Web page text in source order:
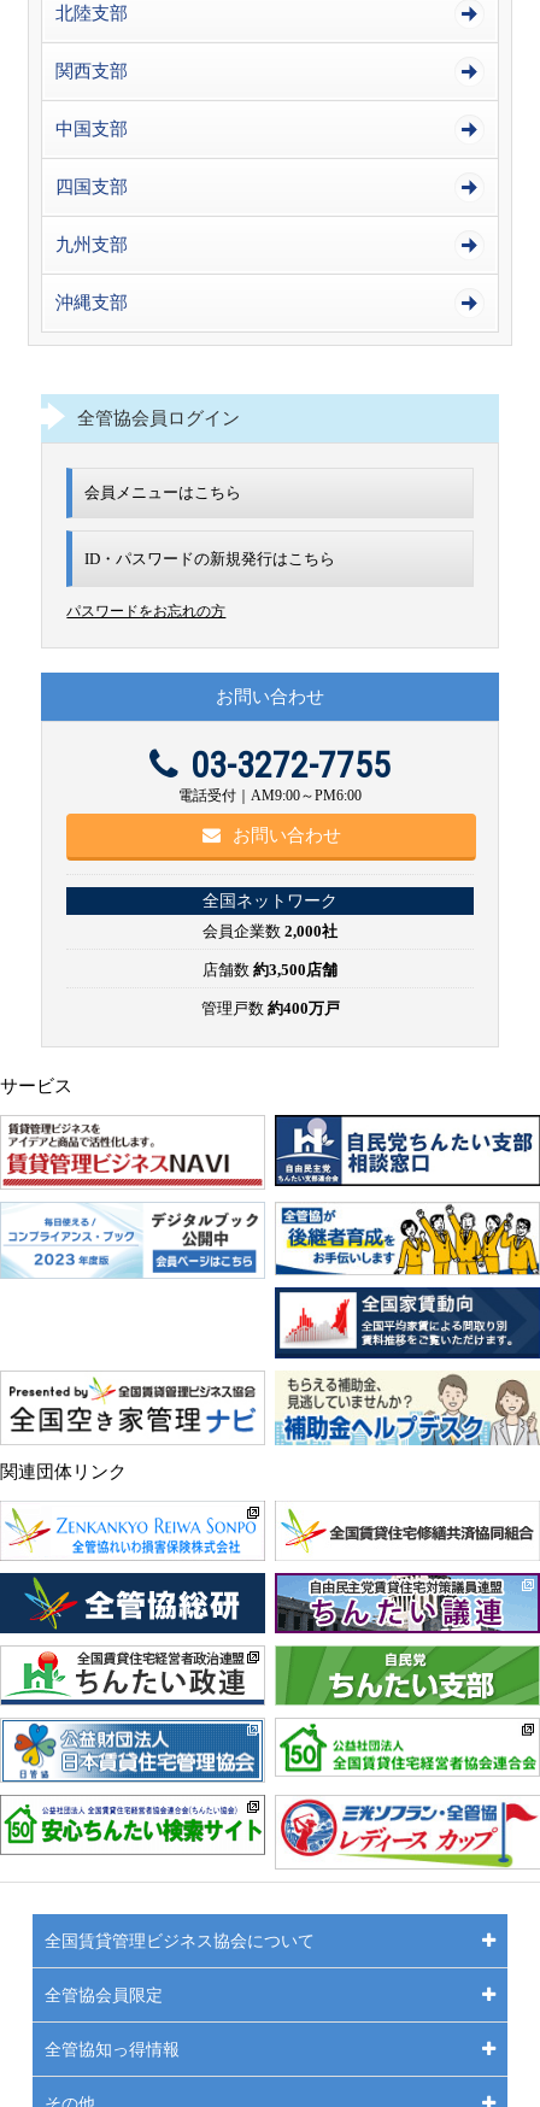
北陸支部
関西支部
中国支部
四国支部
九州支部
沖縄支部
全管協会員ログイン
会員メニューはこちら
ID・パスワードの新規発行はこちら
パスワードをお忘れの方
お問い合わせ
03-3272-7755
電話受付｜AM9:00～PM6:00
お問い合わせ
全国ネットワーク
会員企業数 2,000社
店舗数 約3,500店舗
管理戸数 約400万戸
サービス
関連団体リンク
全国賃貸管理ビジネス協会について
全管協会員限定
全管協知っ得情報